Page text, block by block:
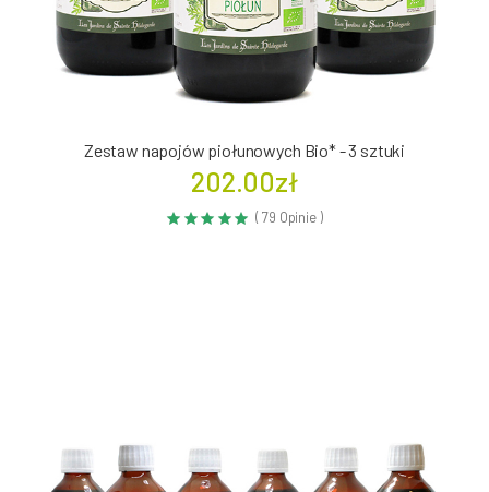
Zestaw napojów piołunowych Bio* - 3 sztuki
202.00zł
( 79 Opinie )